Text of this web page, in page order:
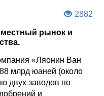
2882
местный рынок и
«Ляонин Ван
млрд юаней (около
двух заводов по
и